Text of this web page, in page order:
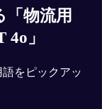
「物流用
」
をピックアッ